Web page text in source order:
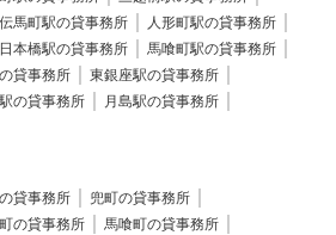
馬町駅の貸事務所
人形町駅の貸事務所
本橋駅の貸事務所
馬喰町駅の貸事務所
貸事務所
東銀座駅の貸事務所
の貸事務所
月島駅の貸事務所
貸事務所
兜町の貸事務所
の貸事務所
馬喰町の貸事務所